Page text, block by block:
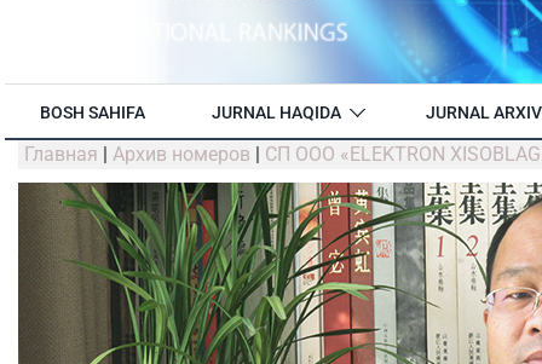
BOSH SAHIFA JURNAL HAQIDA JURNAL
Главная | Архив номеров | СП ООО «ELEKTRON